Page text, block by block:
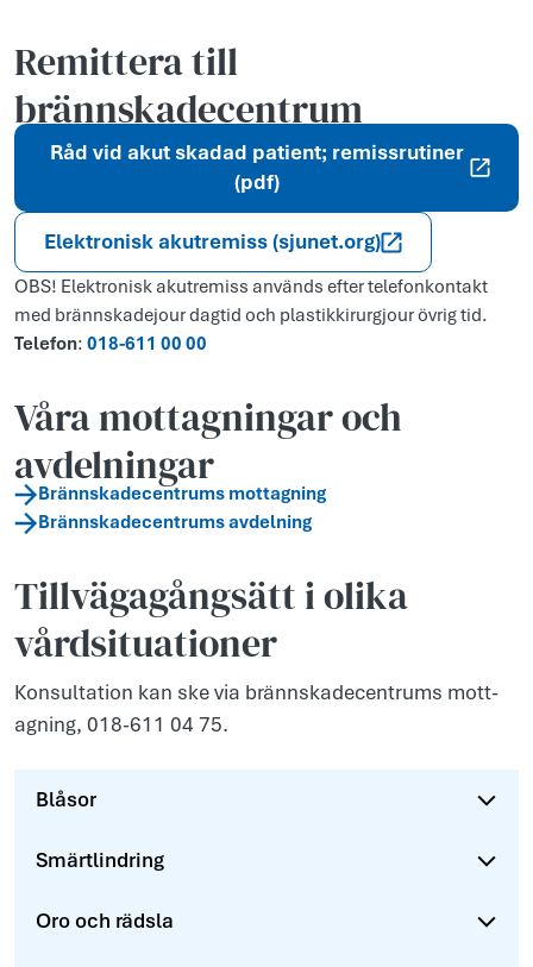
Remittera till
brännskadecentrum
Råd vid akut skadad patient; remissrutiner
(pdf)
Elektronisk akutremiss (sjunet.org)
OBS! Elektronisk akutremiss används efter telefonkontakt
med brännskadejour dagtid och plastikkirurgjour övrig tid.
Telefon: 018-611 00 00
Våra mottagningar och
avdelningar
Brännskadecentrums mottagning
Brännskadecentrums avdelning
Tillvägagångsätt i olika
vårdsituationer
Kons­ultati­on kan ske via brännsk­adecentr­ums mott­
agn­ing, 018-611 04 75.
Blåsor
Smärtlindring
Oro och rädsla